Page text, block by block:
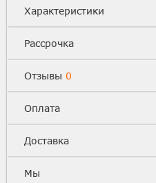
Характеристики
Рассрочка
Отзывы 0
Оплата
Доставка
Мы